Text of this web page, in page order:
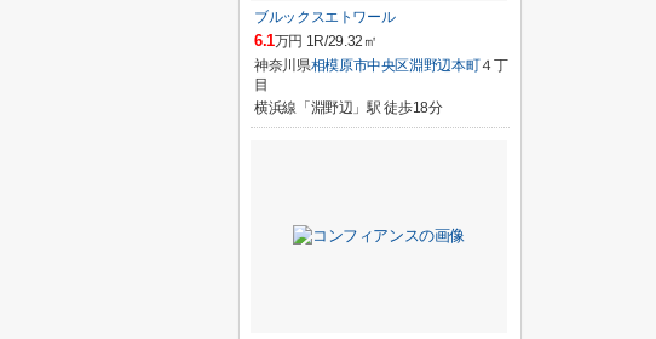
ブルックスエトワール
6.1万円 1R/29.32㎡
神奈川県相模原市中央区淵野辺本町４丁
目
横浜線「淵野辺」駅 徒歩18分